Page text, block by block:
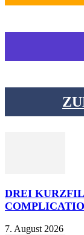
DREI
7. August 2026